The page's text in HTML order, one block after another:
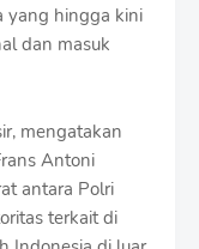
yang hingga kini
dan masuk
mengatakan
Antoni
antara Polri
terkait di